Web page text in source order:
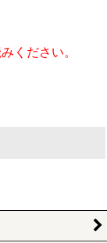
ください。